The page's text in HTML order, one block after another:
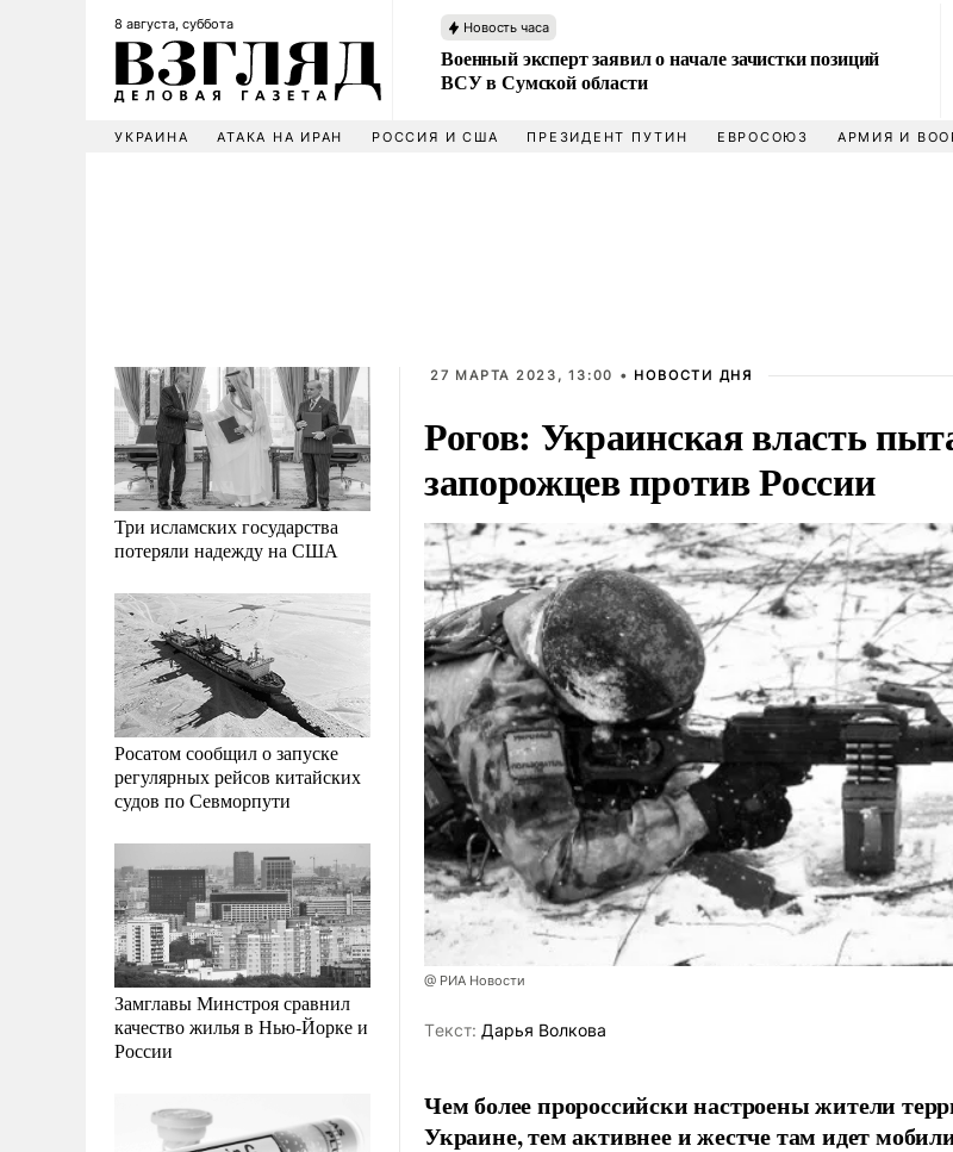
8 августа, суббота Новость часа
Военный эксперт заявил о начале зачистки позиций
ВСУ в Сумской области
УКРАИНА АТАКА НА ИРАН РОССИЯ И США ПРЕЗИДЕНТ ПУТИН ЕВРОСОЮЗ АРМИЯ И
Три исламских государства
потеряли надежду на США
Росатом сообщил о запуске
регулярных рейсов китайских
судов по Севморпути
Замглавы Минстроя сравнил
качество жилья в Нью-Йорке и
России
27 МАРТА 2023, 13:00 • НОВОСТИ ДНЯ
Рогов: Украинская власть
запорожцев против России
@ РИА Новости
Tекст: Дарья Волкова
Чем более пророссийски настроены жители
Украине, тем активнее и жестче там идет